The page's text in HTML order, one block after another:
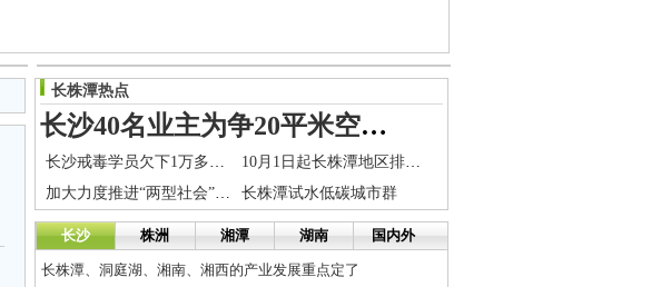
长株潭热点
长沙40名业主为争20平米空间 消防通道上忙“开荒”
长沙戒毒学员欠下1万多高利贷 拥抱病母放声大哭
10月1日起长株潭地区排污权可有偿使用和交易
加大力度推进“两型社会”建设
长株潭试水低碳城市群
长沙 株洲 湘潭 湖南 国内外
长株潭、洞庭湖、湘南、湘西的产业发展重点定了